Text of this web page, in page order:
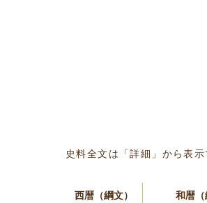
史料全文は「詳細」から表
西暦（綱文） 和暦（